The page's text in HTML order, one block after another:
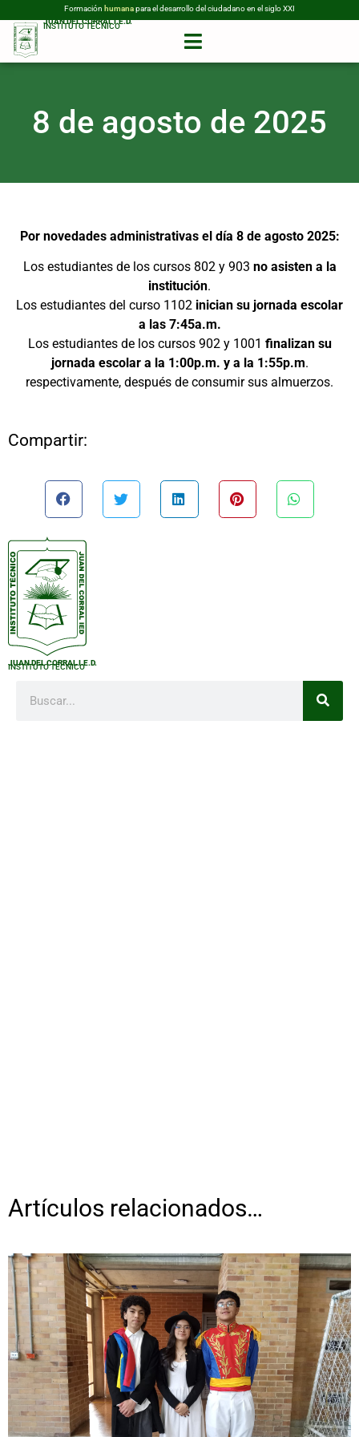
Formación humanapara el desarrollo del ciudadano en el siglo XXI
INSTITUTO TÉCNICO
JUAN DEL CORRAL I.E.D.
8 de agosto de 2025
Por novedades administrativas el día 8 de agosto 2025:
Los estudiantes de los cursos 802 y 903 no asisten a la
institución.
Los estudiantes del curso 1102 inician su jornada escolar
a las 7:45a.m.
Los estudiantes de los cursos 902 y 1001 finalizan su
jornada escolar a la 1:00p.m. y a la 1:55p.m.
respectivamente, después de consumir sus almuerzos.
Compartir:
INSTITUTO TÉCNICO
JUAN DEL CORRAL I.E.D.
Artículos relacionados…